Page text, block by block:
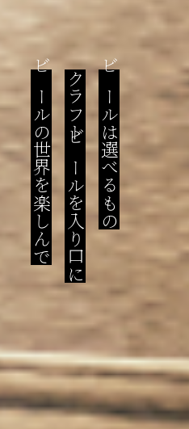
ビールは選べるもの
クラフトビールを入り口に
ビールの世界を楽しんで